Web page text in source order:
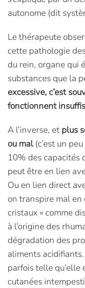
autonome (dit
Le thérapeute
cette pathologie
du rein, organe qui
substances que la
excessive, c’est
fonctionnent
A l’inverse, et plus
ou mal(c’est un
10% des capacités
peut être en lien
Ou en lien direct
on transpire mal en
cristaux » comme
à l’origine des
dégradation des
aliments
parfois telle
cutanées